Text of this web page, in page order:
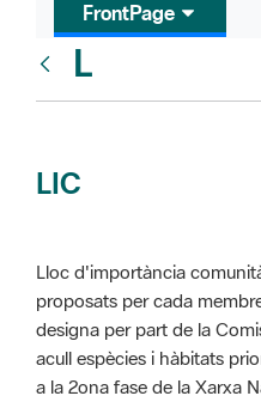
FrontPage
L
LIC
Lloc d'importància
proposats per cada
designa per part de la
acull espècies i hàbitats
a la 2ona fase de la Xarxa